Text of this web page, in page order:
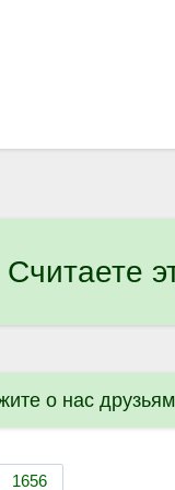
Считаете
о нас друзьям